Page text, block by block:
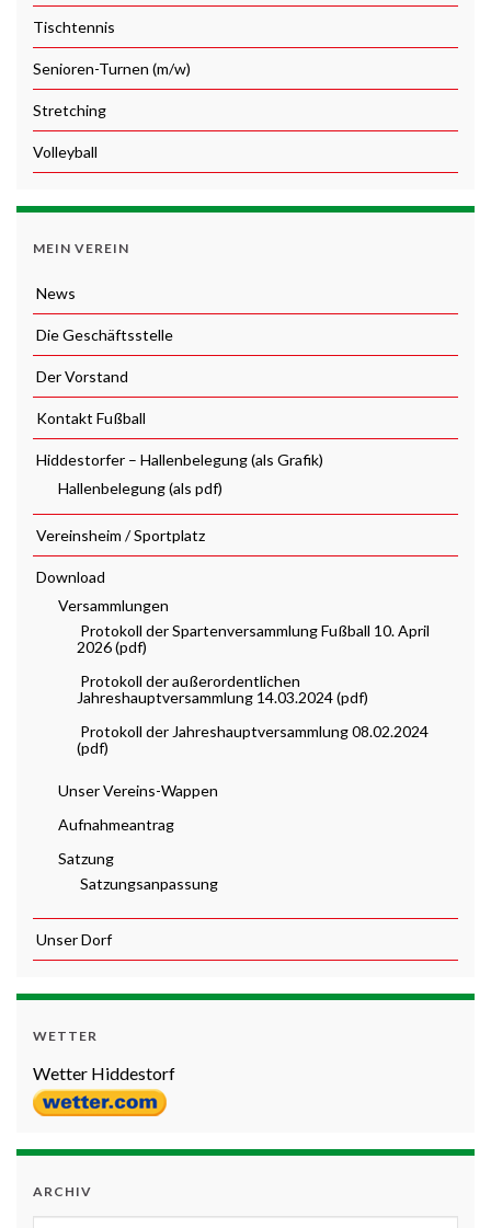
Tischtennis
Senioren-Turnen (m/w)
Stretching
Volleyball
MEIN VEREIN
News
Die Geschäftsstelle
Der Vorstand
Kontakt Fußball
Hiddestorfer – Hallenbelegung (als Grafik)
Hallenbelegung (als pdf)
Vereinsheim / Sportplatz
Download
Versammlungen
Protokoll der Spartenversammlung Fußball 10. April
2026 (pdf)
Protokoll der außerordentlichen
Jahreshauptversammlung 14.03.2024 (pdf)
Protokoll der Jahreshauptversammlung 08.02.2024
(pdf)
Unser Vereins-Wappen
Aufnahmeantrag
Satzung
Satzungsanpassung
Unser Dorf
WETTER
Wetter Hiddestorf
ARCHIV